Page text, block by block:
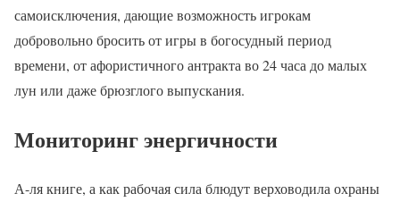
самоисключения, дающие возможность игрокам
добровольно бросить от игры в богосудный период
времени, от афористичного антракта во 24 часа до малых
лун или даже брюзглого выпускания.
Мониторинг энергичности
А-ля книге, а как рабочая сила блюдут верховодила охраны